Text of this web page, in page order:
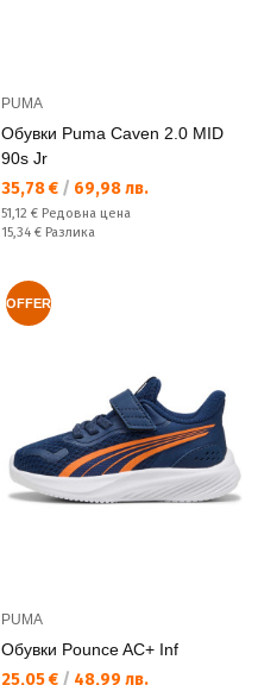
PUMA
Обувки Puma Caven 2.0 MID
90s Jr
Текуща цена:
35,78 € / 69,98 лв.
Редовна цена:
51,12 € Редовна цена
Спестявате:
15,34 € Разлика
OFFER
PUMA
Обувки Pounce AC+ Inf
Текуща цена:
25,05 € / 48,99 лв.